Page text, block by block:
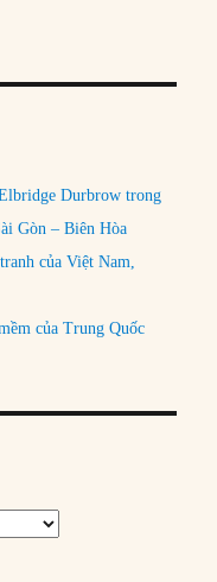
Durbrow trong
Gòn – Biên Hòa
của Việt Nam,
của Trung Quốc